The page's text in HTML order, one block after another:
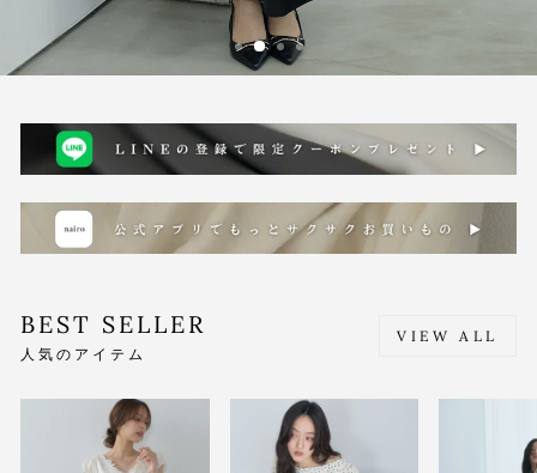
BEST SELLER
人気のアイテム
VIEW ALL